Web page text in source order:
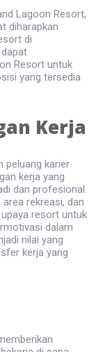
Lagoon Resort,
diharapkan
di
Resort untuk
yang tersedia
Kerja
peluang karier
kerja yang
dan profesional.
rekreasi, dan
resort untuk
dalam
nilai yang
kerja yang